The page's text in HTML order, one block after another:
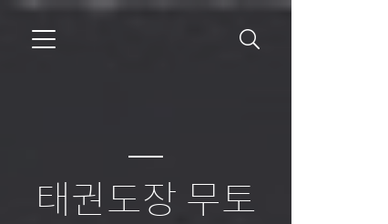
태권도장 무토